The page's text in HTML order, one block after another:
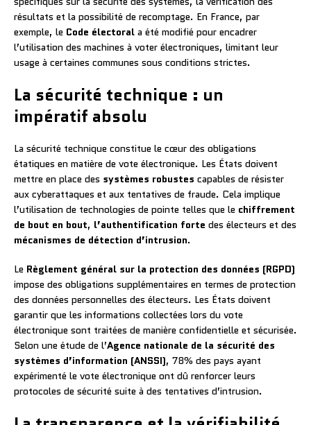
résultats et la possibilité de recomptage. En France, par
exemple, le Code électoral a été modifié pour encadrer
l’utilisation des machines à voter électroniques, limitant leur
usage à certaines communes sous conditions strictes.
La sécurité technique : un
impératif absolu
La sécurité technique constitue le cœur des obligations
étatiques en matière de vote électronique. Les États doivent
mettre en place des systèmes robustes capables de résister
aux cyberattaques et aux tentatives de fraude. Cela implique
l’utilisation de technologies de pointe telles que le chiffrement
de bout en bout, l’authentification forte des électeurs et des
mécanismes de détection d’intrusion.
Le Règlement général sur la protection des données (RGPD)
impose des obligations supplémentaires en termes de protection
des données personnelles des électeurs. Les États doivent
garantir que les informations collectées lors du vote
électronique sont traitées de manière confidentielle et sécurisée.
Selon une étude de l’Agence nationale de la sécurité des
systèmes d’information (ANSSI), 78% des pays ayant
expérimenté le vote électronique ont dû renforcer leurs
protocoles de sécurité suite à des tentatives d’intrusion.